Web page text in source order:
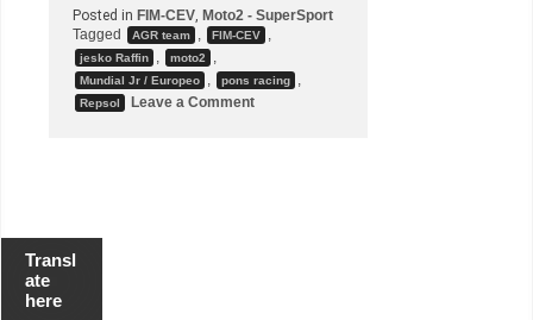
Posted in FIM-CEV Moto2 - SuperSport
Tagged
AGR team FIM-CEV
jesko Raffin moto2
Mundial Jr / Europeo pons racing
Repsol Leave a Commento
Transl
ate
here